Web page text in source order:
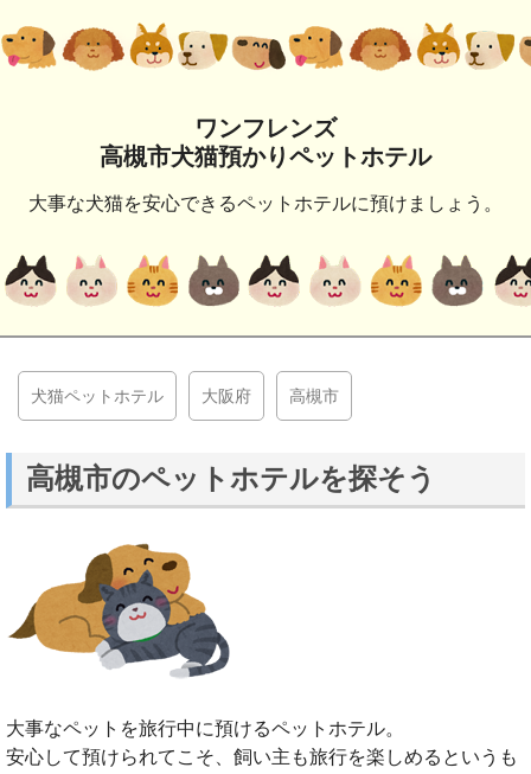
ワンフレンズ
高槻市犬猫預かりペットホテル
大事な犬猫を安心できるペットホテルに預けましょう。
犬猫ペットホテル 大阪府 高槻市
高槻市のペットホテルを探そう
大事なペットを旅行中に預けるペットホテル。
安心して預けられてこそ、飼い主も旅行を楽しめるというも